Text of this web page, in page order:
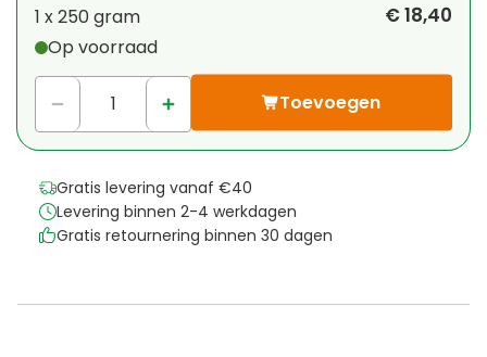
1x € 0,00
1 x250 gram
Op voorraad
€ 18,40
Toevoegen
Gratis levering vanaf €40
Levering binnen 2-4 werkdagen
Gratis retournering binnen 30 dagen